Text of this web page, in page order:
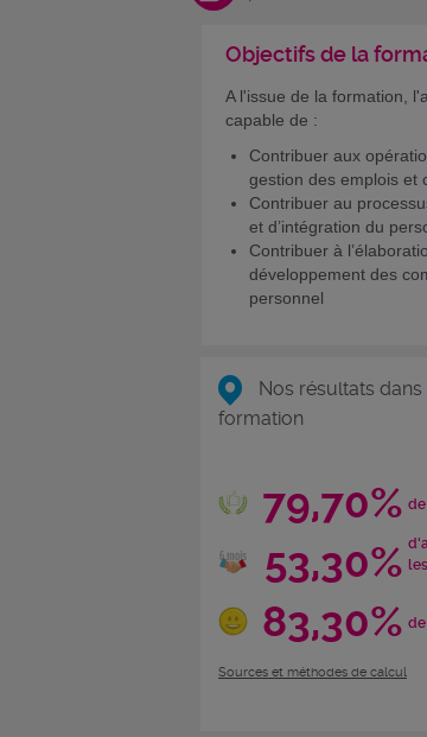
Objectifs de la
A l'issue de la formation,
capable de :
Contribuer aux
gestion des emplois et
Contribuer au
et d’intégration du
Contribuer à
développement des
personnel
Nos résultats
formation
79,70%
53,30%
83,30%
Sources et méthodes de calcul